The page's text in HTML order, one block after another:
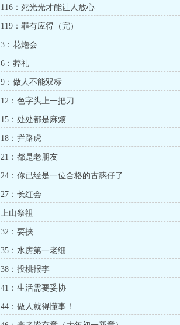
116：死光光才能让人放心
119：罪有应得（完）
3：花炮会
6：葬礼
9：做人不能双标
12：色字头上一把刀
15：处处都是麻烦
18：拦路虎
21：都是老朋友
24：你已经是一位合格的古惑仔了
27：长红会
上山祭祖
32：要挟
35：水房第一老细
38：投桃报李
41：生活需要妥协
44：做人就得懂事！